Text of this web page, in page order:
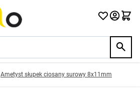
Ametyst słupek ciosany surowy 8x11mm